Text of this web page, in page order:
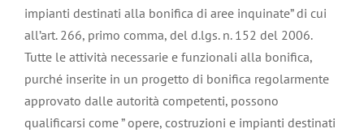
impianti destinati alla bonifica di aree inquinate” di cui
all’art. 266, primo comma, del d.lgs. n. 152 del 2006.
Tutte le attività necessarie e funzionali alla bonifica,
purché inserite in un progetto di bonifica regolarmente
approvato dalle autorità competenti, possono
qualificarsi come ” opere, costruzioni e impianti destinati